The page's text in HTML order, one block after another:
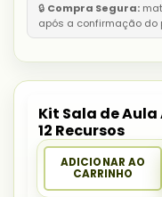
🔒 Compra Segura:
após a confirmação do
Kit Sala de
12 Recursos
ADICIONAR AO
CARRINHO